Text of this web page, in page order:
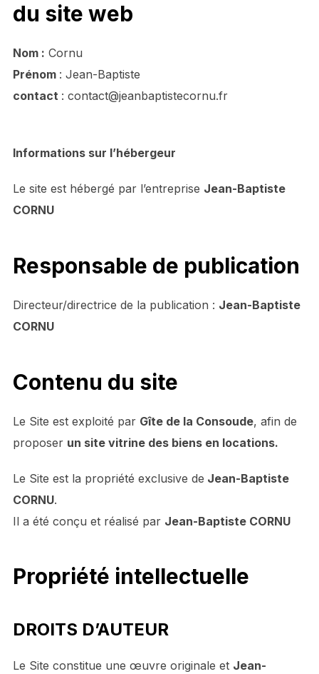
du site web
Nom : Cornu
Prénom : Jean-Baptiste
contact : contact@jeanbaptistecornu.fr
Informations sur l’hébergeur
Le site est hébergé par l’entreprise Jean-Baptiste
CORNU
Responsable de publication
Directeur/directrice de la publication : Jean-Baptiste
CORNU
Contenu du site
Le Site est exploité par Gîte de la Consoude, afin de
proposer un site vitrine des biens en locations.
Le Site est la propriété exclusive de Jean-Baptiste
CORNU.
Il a été conçu et réalisé par Jean-Baptiste CORNU
Propriété intellectuelle
DROITS D’AUTEUR
Le Site constitue une œuvre originale et Jean-